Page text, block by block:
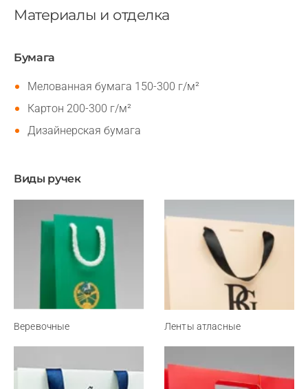
Материалы и отделка
Бумага
Мелованная бумага 150-300 г/м²
Картон 200-300 г/м²
Дизайнерская бумага
Виды ручек
Веревочные Ленты атласные